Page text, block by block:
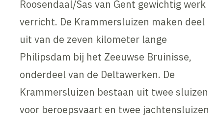
Roosendaal/Sas van Gent gewichtig werk
verricht. De Krammersluizen maken deel
uit van de zeven kilometer lange
Philipsdam bij het Zeeuwse Bruinisse,
onderdeel van de Deltawerken. De
Krammersluizen bestaan uit twee sluizen
voor beroepsvaart en twee jachtensluizen